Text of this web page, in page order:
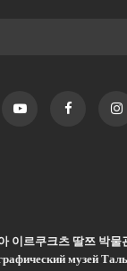
이르쿠크츠 딸쯔 박물
музей